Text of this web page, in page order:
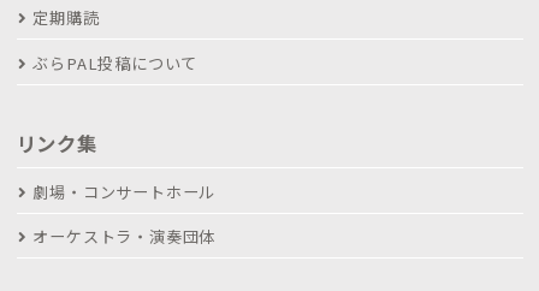
定期購読
ぶらPAL投稿について
リンク集
劇場・コンサートホール
オーケストラ・演奏団体